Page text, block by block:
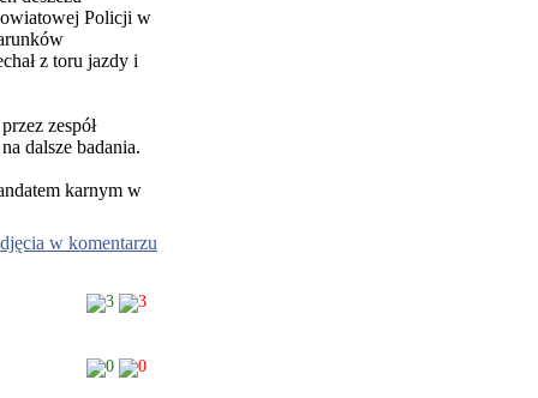
Policji w
z toru jazdy i
zespół
dalsze badania.
karnym w
w komentarzu
3 3
0 0